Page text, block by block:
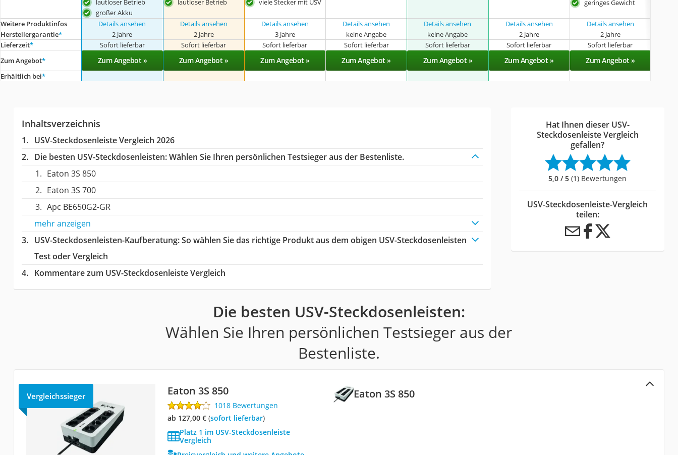
lautloser Betrieb
großer Akku
lautloser Betrieb
viele Stecker mit USV
geringes Gewicht
Weitere Produktinfos
Details ansehen Details ansehen Details ansehen Details ansehen Details ansehen Details ansehen
Details ansehen
Herstellergarantie* 2 Jahre 2 Jahre 3 Jahre keine Angabe keine Angabe 2 Jahre 2 Jahre
Lieferzeit* Sofort lieferbar Sofort lieferbar Sofort lieferbar Sofort lieferbar Sofort lieferbar Sofort lieferbar Sofort lieferbar
Zum Angebot* Zum Angebot » Zum Angebot » Zum Angebot » Zum Angebot » Zum Angebot » Zum Angebot » Zum Angebot »
Erhältlich bei*
Inhaltsverzeichnis
USV-Steckdosenleiste Vergleich 2026
Die besten USV-Steckdosenleisten:Wählen Sie Ihren persönlichen Testsieger aus der Bestenliste.
Eaton 3S 850
Eaton 3S 700
Apc BE650G2-GR
mehr anzeigen
USV-Steckdosenleisten-Kaufberatung: So wählen Sie das richtige Produkt aus dem obigen USV-Steckdosenleisten
Test oder Vergleich
Kommentare zum USV-Steckdosenleiste Vergleich
Hat Ihnen dieser USV-
Steckdosenleiste Vergleich
gefallen?
5,0 / 5 (1) Bewertungen
USV-Steckdosenleiste-Vergleich
teilen:
Die besten USV-Steckdosenleisten:
Wählen Sie Ihren persönlichen Testsieger aus der
Bestenliste.
Eaton 3S 850
Vergleichssieger Eaton 3S 850
1018 Bewertungen
ab 127,00 €( Sofort lieferbar)
Platz 1 im USV-Steckdosenleiste
Vergleich